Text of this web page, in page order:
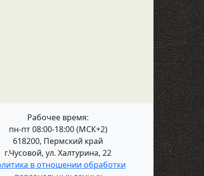
Рабочее время:
пн-пт 08:00-18:00 (МСК+2)
618200, Пермский край
г.Чусовой, ул. Халтурина, 22
в отношении обработки